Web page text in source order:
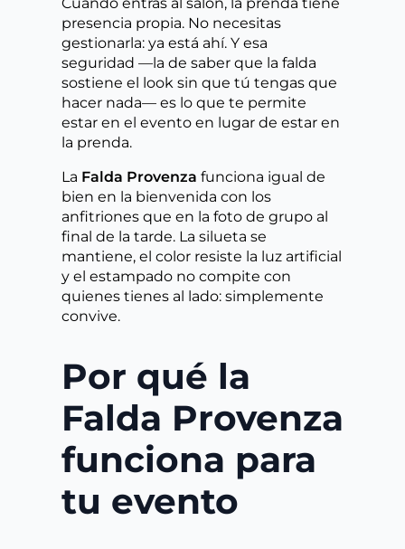
presencia propia. No necesitas
gestionarla: ya está ahí. Y esa
seguridad —la de saber que la falda
sostiene el look sin que tú tengas que
hacer nada— es lo que te permite
estar en el evento en lugar de estar en
la prenda.
La Falda Provenza funciona igual de
bien en la bienvenida con los
anfitriones que en la foto de grupo al
final de la tarde. La silueta se
mantiene, el color resiste la luz artificial
y el estampado no compite con
quienes tienes al lado: simplemente
convive.
Por qué la
Falda Provenza
funciona para
tu evento